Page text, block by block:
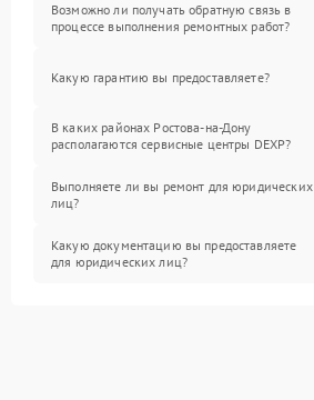
Возможно ли получать обратную связь в
процессе выполнения ремонтных работ?
Какую гарантию вы предоставляете?
В каких районах Ростова-на-Дону
располагаются сервисные центры DEXP?
Выполняете ли вы ремонт для юридических
лиц?
Какую документацию вы предоставляете
для юридических лиц?